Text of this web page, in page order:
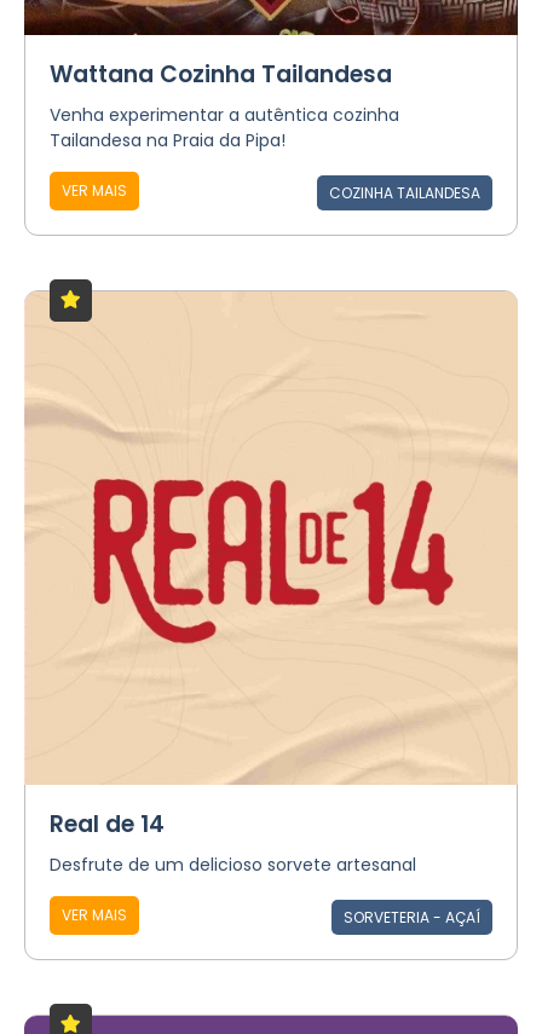
Wattana Cozinha Tailandesa
Venha experimentar a autêntica cozinha
Tailandesa na Praia da Pipa!
VER MAIS COZINHA TAILANDESA
Real de 14
Desfrute de um delicioso sorvete artesanal
VER MAIS SORVETERIA - AÇAÍ